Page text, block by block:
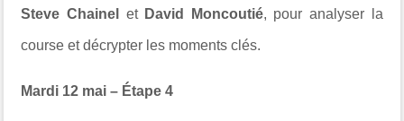
Steve Chainel et David Moncoutié, pour analyser la
course et décrypter les moments clés.
Mardi 12 mai – Étape 4